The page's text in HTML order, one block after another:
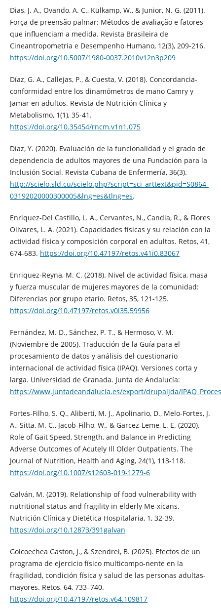
Dias, J. A., Ovando, A. C., Külkamp, W., & Junior, N. G. (2011).
Força de preensão palmar: Métodos de avaliação e fatores
que influenciam a medida. Revista Brasileira de
Cineantropometria e Desempenho Humano, 12(3), 209-216.
https://doi.org/10.5007/1980-0037.2010v12n3p209
Díaz, G. A., Callejas, P., & Cuesta, V. (2018). Concordancia-
conformidad entre los dinamómetros de mano Camry y
Jamar en adultos. Revista de Nutrición Clínica y
Metabolismo, 1(1), 35-41.
https://doi.org/10.35454/rncm.v1n1.075
Díaz, Y. (2020). Evaluación de la funcionalidad y el grado de
dependencia de adultos mayores de una Fundación para la
Inclusión Social. Revista Cubana de Enfermería, 36(3).
http://scielo.sld.cu/scielo.php?script=sci_arttext&pid=S0864-
03192020000300005&lng=es&tlng=es.
Enriquez-Del Castillo, L. A., Cervantes, N., Candia, R., & Flores
Olivares, L. A. (2021). Capacidades físicas y su relación con la
actividad física y composición corporal en adultos. Retos, 41,
674-683. https://doi.org/10.47197/retos.v41i0.83067
Enriquez-Reyna, M. C. (2018). Nivel de actividad física, masa
y fuerza muscular de mujeres mayores de la comunidad:
Diferencias por grupo etario. Retos, 35, 121-125.
https://doi.org/10.47197/retos.v0i35.59956
Fernández, M. D., Sánchez, P. T., & Hermoso, V. M.
(Noviembre de 2005). Traducción de la Guía para el
procesamiento de datos y análisis del cuestionario
internacional de actividad física (IPAQ). Versiones corta y
larga. Universidad de Granada. Junta de Andalucía:
https://www.juntadeandalucia.es/export/drupaljda/
Fortes-Filho, S. Q., Aliberti, M. J., Apolinario, D., Melo-Fortes, J.
A., Sitta, M. C., Jacob-Filho, W., & Garcez-Leme, L. E. (2020).
Role of Gait Speed, Strength, and Balance in Predicting
Adverse Outcomes of Acutely Ill Older Outpatients. The
Journal of Nutrition, Health and Aging, 24(1), 113-118.
https://doi.org/10.1007/s12603-019-1279-6
Galván, M. (2019). Relationship of food vulnerability with
nutritional status and fragility in elderly Me-xicans.
Nutrición Clínica y Dietética Hospitalaria, 1, 32-39.
https://doi.org/10.12873/391galvan
Goicoechea Gaston, J., & Szendrei, B. (2025). Efectos de un
programa de ejercicio físico multicompo-nente en la
fragilidad, condición física y salud de las personas adultas-
mayores. Retos, 64, 733–740.
https://doi.org/10.47197/retos.v64.109817